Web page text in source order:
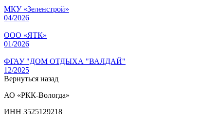
МКУ «Зеленстрой»
04/2026
ООО «ЯТК»
01/2026
ФГАУ "ДОМ ОТДЫХА "ВАЛДАЙ"
12/2025
Вернуться назад
АО «РКК-Вологда»
ИНН 3525129218